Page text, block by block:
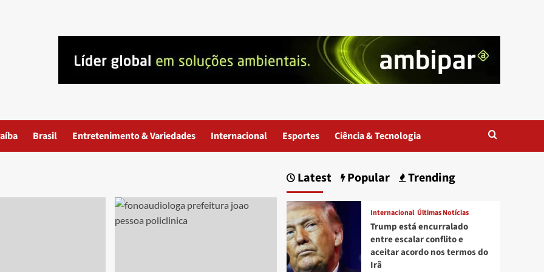
Brasil Entretenimento & Variedades Internacional Esportes Ciência & Tecnologia
Latest Popular Trending
Internacional Últimas Notícias
Trump está encurralado
entre escalar conflito e
aceitar acordo nos termos do
Irã